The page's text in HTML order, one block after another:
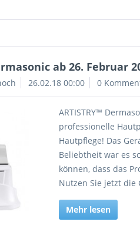
ab 26. Februar
26.02.18 00:00 0
ARTISTRY™
professionelle
Hautpflege! Das
Beliebtheit war es
können, dass das
Nutzen Sie jetzt die
Mehr lesen